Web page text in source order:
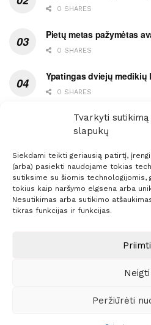
Tvarkyti sutikimą
slapukų
Siekdami teikti geriausią patirtį,
(arba) pasiekti naudojame tokias
sutiksime su šiomis technologijomis,
tokius kaip naršymo elgsena arba
Nesutikimas arba sutikimo
tikras funkcijas ir funkcijas.
Priimti
Neigti
Peržiūrėti
0 SHARES
Pietų metas pažymėtas
0 SHARES
Ypatingas dviejų medikių
0 SHARES
Ašaromis baigęsis
0 SHARES
Prenumerata Reklama
Sprendimas: